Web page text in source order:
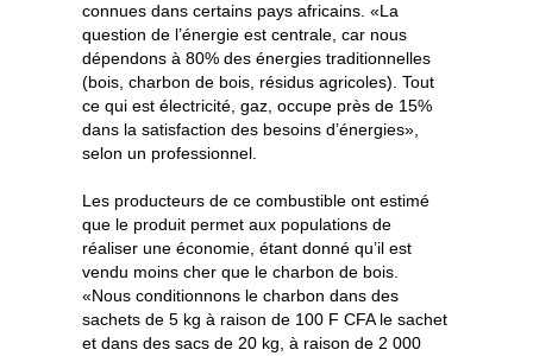
connues dans certains pays africains. «La
question de l’énergie est centrale, car nous
dépendons à 80% des énergies traditionnelles
(bois, charbon de bois, résidus agricoles). Tout
ce qui est électricité, gaz, occupe près de 15%
dans la satisfaction des besoins d’énergies»,
selon un professionnel.
Les producteurs de ce combustible ont estimé
que le produit permet aux populations de
réaliser une économie, étant donné qu’il est
vendu moins cher que le charbon de bois.
«Nous conditionnons le charbon dans des
sachets de 5 kg à raison de 100 F CFA le sachet
et dans des sacs de 20 kg, à raison de 2 000